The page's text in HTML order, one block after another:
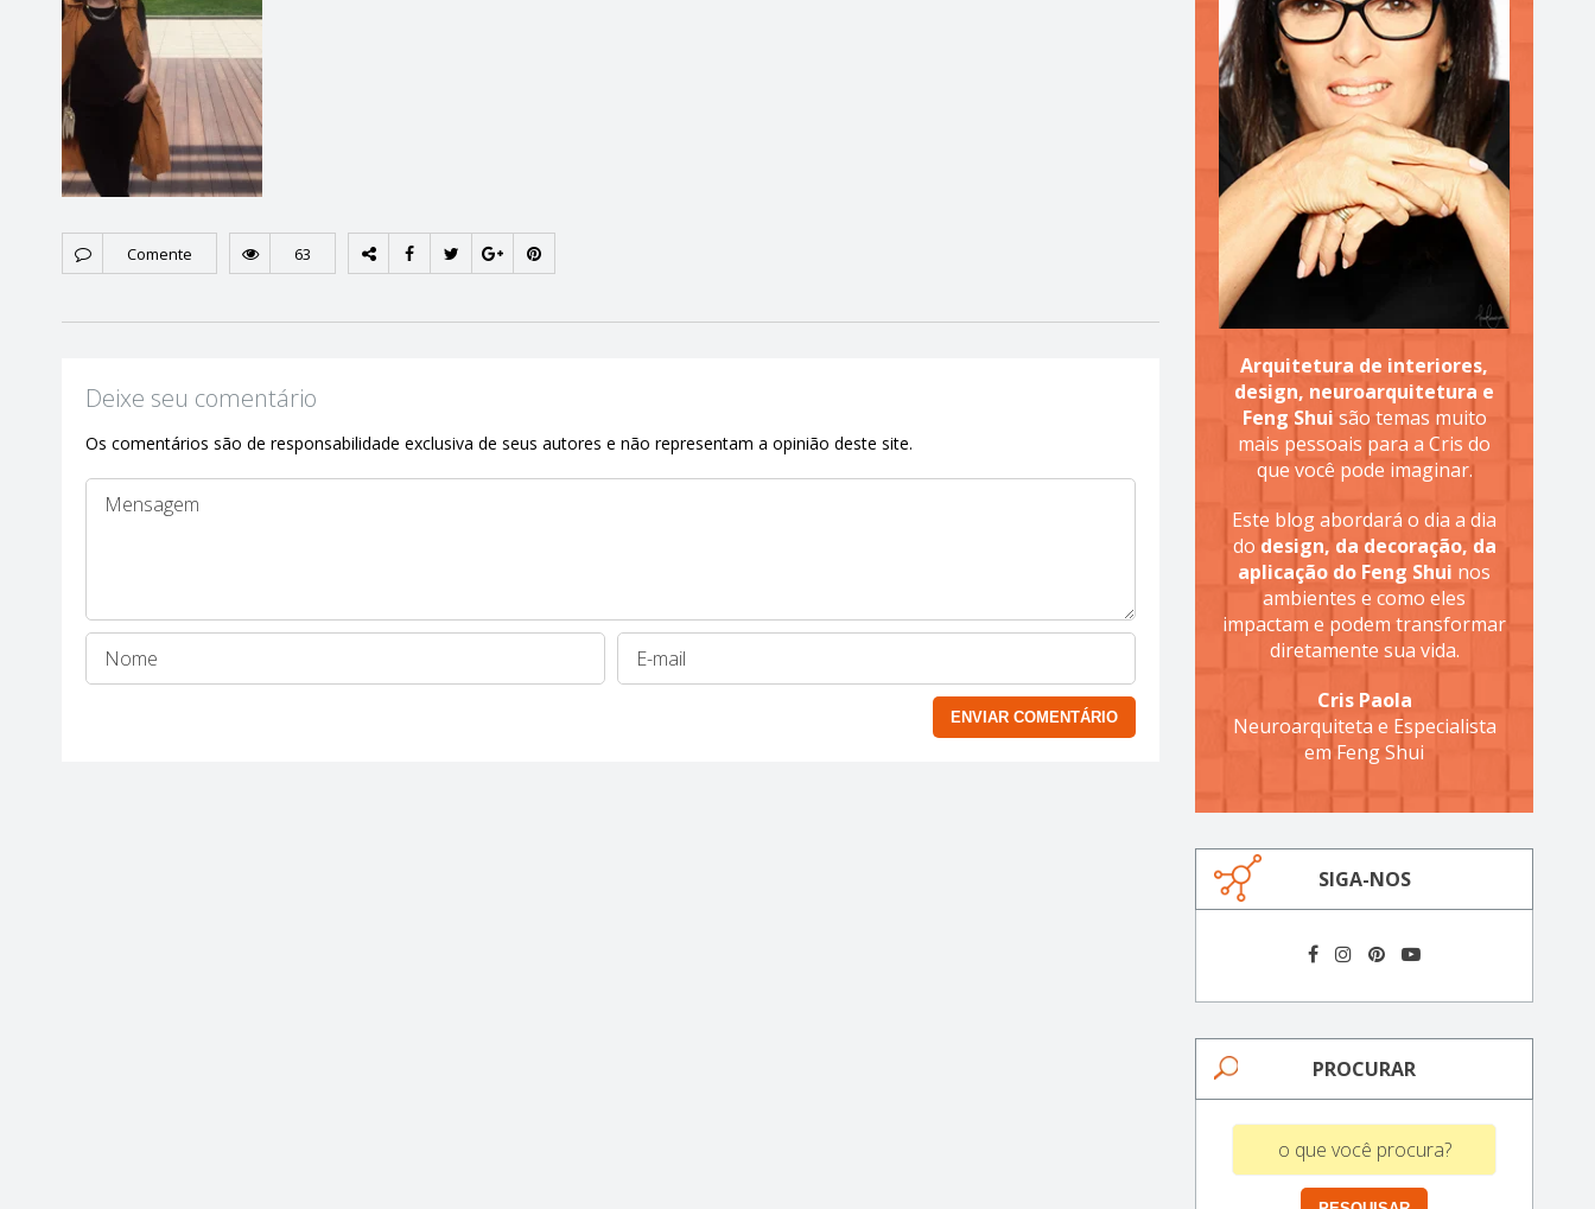
Comente 63
Deixe seu comentário
Os comentários são de responsabilidade exclusiva de seus autores e não representam a opinião deste site.
Arquitetura de interiores,
design, neuroarquitetura e
Feng Shui são temas muito
mais pessoais para a Cris do
que você pode imaginar.
Este blog abordará o dia a dia
do design, da decoração, da
aplicação do Feng Shui nos
ambientes e como eles
impactam e podem transformar
diretamente sua vida.
Cris Paola
Neuroarquiteta e Especialista
em Feng Shui
SIGA-NOS
PROCURAR